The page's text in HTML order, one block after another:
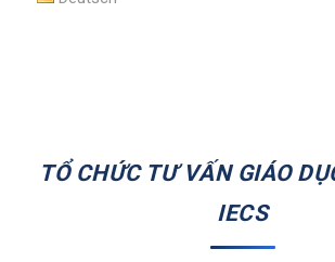
TỔ CHỨC TƯ VẤN GIÁO
IECS